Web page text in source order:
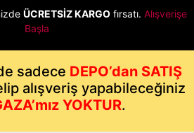
ÜCRETSİZ KARGO fırsatı. Alışverişe
Başla
sadece DEPO’dan SATIŞ
alışveriş yapabileceğiniz
YOKTUR.